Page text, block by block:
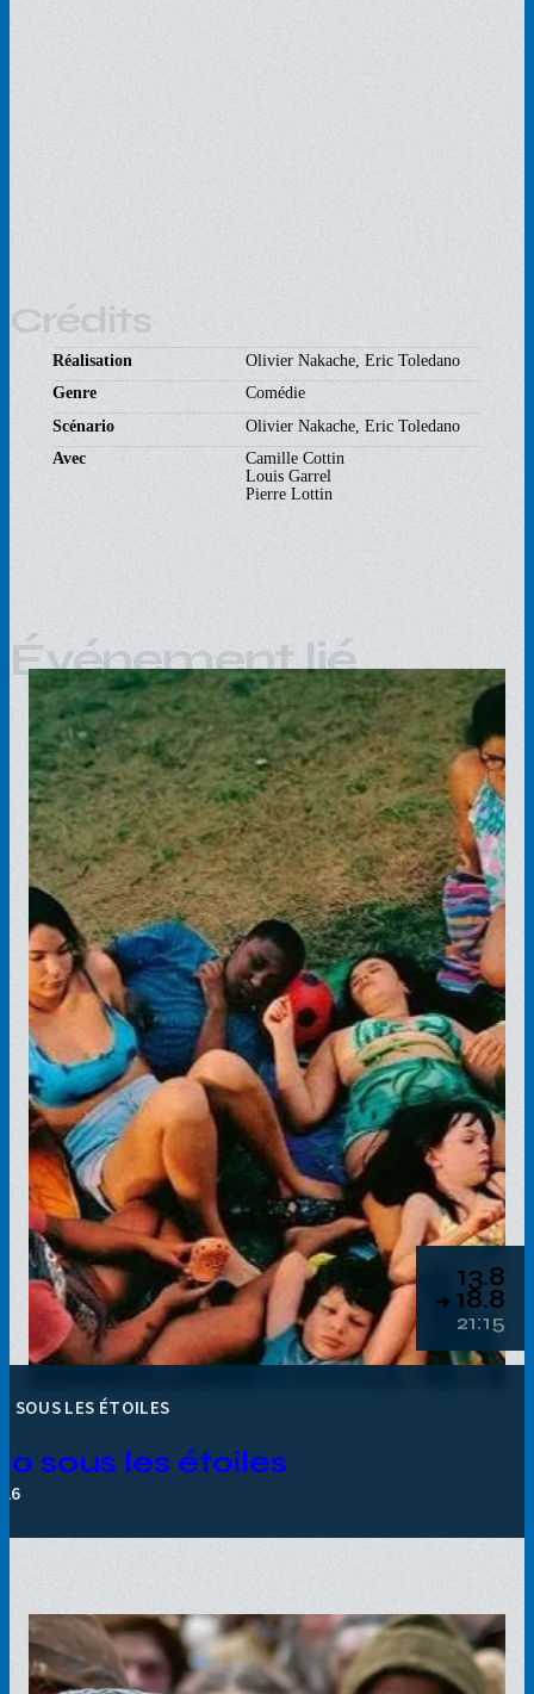
Crédits
Réalisation
Olivier Nakache, Eric Toledano
Genre
Comédie
Scénario
Olivier Nakache, Eric Toledano
Avec
Camille Cottin
Louis Garrel
Pierre Lottin
Événement lié
13.8
➔ 18.8
21:15
SOUS LES ÉTOILES
sous les étoiles